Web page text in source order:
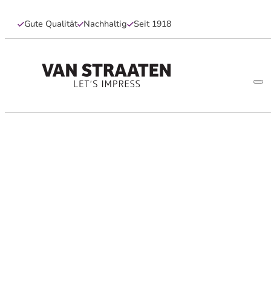
Gute Qualität Nachhaltig Seit 1918